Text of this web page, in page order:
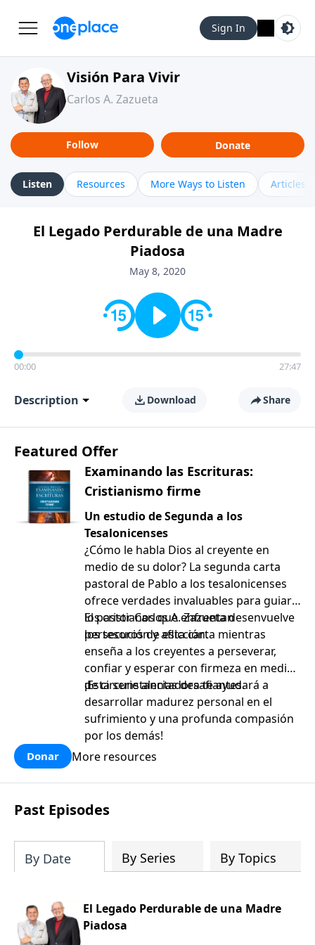
Sign In
Visión Para Vivir
Carlos A. Zazueta
Follow Donate
Listen Resources More Ways to Listen Articles
El Legado Perdurable de una Madre
Piadosa
May 8, 2020
00:00 27:47
Description Download Share
Featured Offer
Examinando las Escrituras:
Cristianismo firme
Un estudio de Segunda a los
Tesalonicenses
¿Cómo le habla Dios al creyente en
medio de su dolor? La segunda carta
pastoral de Pablo a los tesalonicenses
ofrece verdades invaluables para guiar a
los cristianos que enfrentan
persecución y aflicción.
El pastor Carlos A. Zazueta desenvuelve
los tesoros de esta carta mientras
enseña a los creyentes a perseverar,
confiar y esperar con firmeza en medio
de circunstancias desafiantes.
¡Esta serie alentadora te ayudará a
desarrollar madurez personal en el
sufrimiento y una profunda compasión
por los demás!
Donar More resources
Past Episodes
By Date By Series By Topics
El Legado Perdurable de una Madre
Piadosa